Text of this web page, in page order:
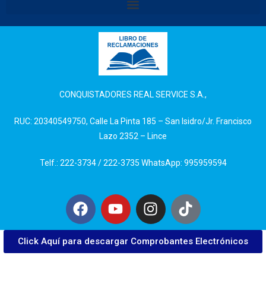
CONQUISTADORES REAL SERVICE S.A.,
RUC: 20340549750, Calle La Pinta 185 – San Isidro/Jr. Francisco
Lazo 2352 – Lince
Telf.: 222-3734 / 222-3735 WhatsApp: 995959594
Click Aquí para descargar Comprobantes Electrónicos